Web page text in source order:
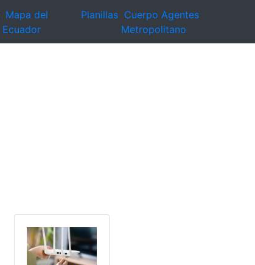
Mapa del
Ecuador
Planillas Cuerpo Agentes
Metropolitano